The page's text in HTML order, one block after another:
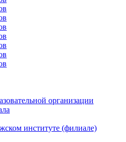
организации
институте (филиале)